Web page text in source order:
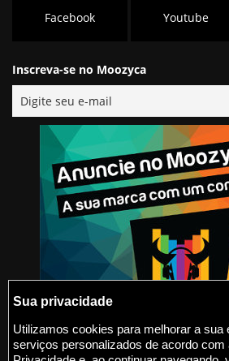
Facebook Youtube
Inscreva-se no Moozyca
Sua privacidade
Utilizamos cookies para melhorar a sua
serviços personalizados de acordo